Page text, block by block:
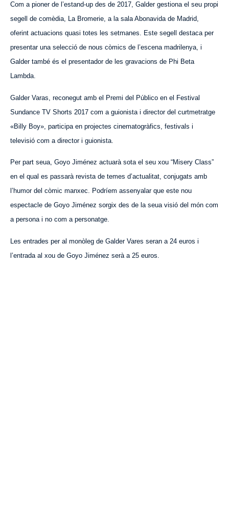
Com a pioner de l’estand-up des de 2017, Galder gestiona el seu propi
segell de comèdia, La Bromerie, a la sala Abonavida de Madrid,
oferint actuacions quasi totes les setmanes. Este segell destaca per
presentar una selecció de nous còmics de l’escena madrilenya, i
Galder també és el presentador de les gravacions de Phi Beta
Lambda.
Galder Varas, reconegut amb el Premi del Público en el Festival
Sundance TV Shorts 2017 com a guionista i director del curtmetratge
«Billy Boy», participa en projectes cinematogràfics, festivals i
televisió com a director i guionista.
Per part seua, Goyo Jiménez actuarà sota el seu xou “Misery Class”
en el qual es passarà revista de temes d’actualitat, conjugats amb
l’humor del còmic manxec. Podríem assenyalar que este nou
espectacle de Goyo Jiménez sorgix des de la seua visió del món com
a persona i no com a personatge.
Les entrades per al monòleg de Galder Vares seran a 24 euros i
l’entrada al xou de Goyo Jiménez serà a 25 euros.